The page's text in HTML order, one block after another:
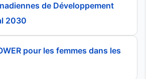
de Développement
2030
pour les femmes dans les